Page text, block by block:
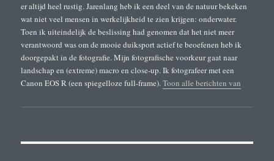
er altijd heel rustig. Jarenlang heb ik een deel van de natuur bekeken
wat niet veel mensen in werkelijkheid te zien krijgen: onderwater.
Toen ik uiteindelijk de beslissing had genomen dat het niet meer
verantwoord was om de mooie duiksport actief te beoefenen heb ik
doorgepakt in de fotografie. Mijn fotografische voorkeur gaat naar
landschap en (extreme) macro en close-up. Ik fotografeer met een
Canon EOS R (een spiegelloze full-frame).Toon alle berichten van